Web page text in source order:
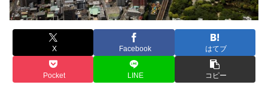
X Facebook はてブ
Pocket LINE コピー